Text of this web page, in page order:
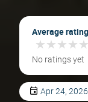
Average rating
★★★★★
★★★★★
No ratings yet
Apr 24,